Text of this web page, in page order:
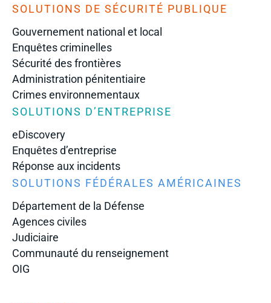
SOLUTIONS DE SÉCURITÉ PUBLIQUE
Gouvernement national et local
Enquêtes criminelles
Sécurité des frontières
Administration pénitentiaire
Crimes environnementaux
SOLUTIONS D’ENTREPRISE
eDiscovery
Enquêtes d’entreprise
Réponse aux incidents
SOLUTIONS FÉDÉRALES AMÉRICAINES
Département de la Défense
Agences civiles
Judiciaire
Communauté du renseignement
OIG